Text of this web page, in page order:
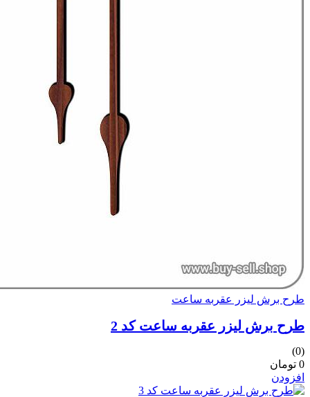
طرح برش لیزر عقربه ساعت
طرح برش لیزر عقربه ساعت کد 2
(0)
0 تومان
افزودن